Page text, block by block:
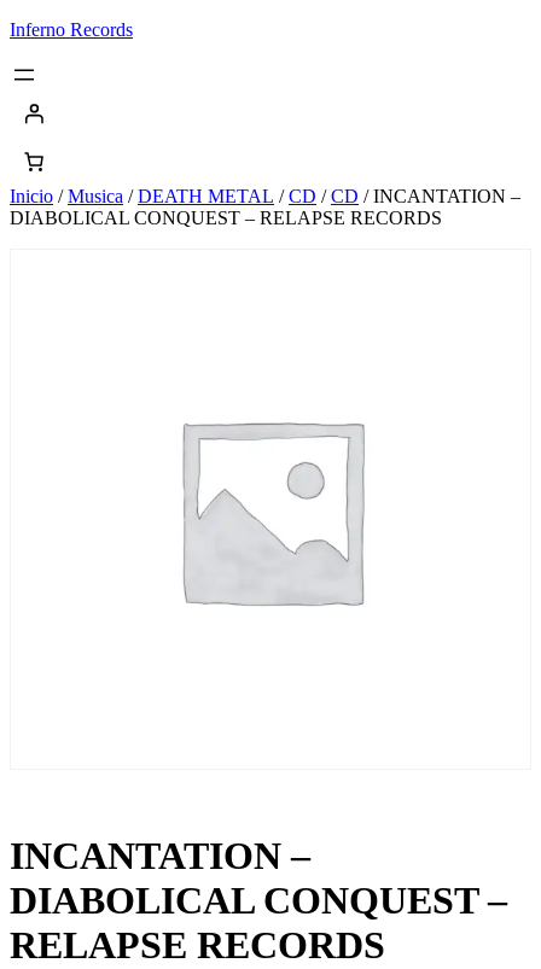
Saltar
contenido
Inferno Records
Inicio /Musica /DEATH METAL /CD /CD / INCANTATION –
DIABOLICAL CONQUEST – RELAPSE RECORDS
INCANTATION –
DIABOLICAL CONQUEST –
RELAPSE RECORDS